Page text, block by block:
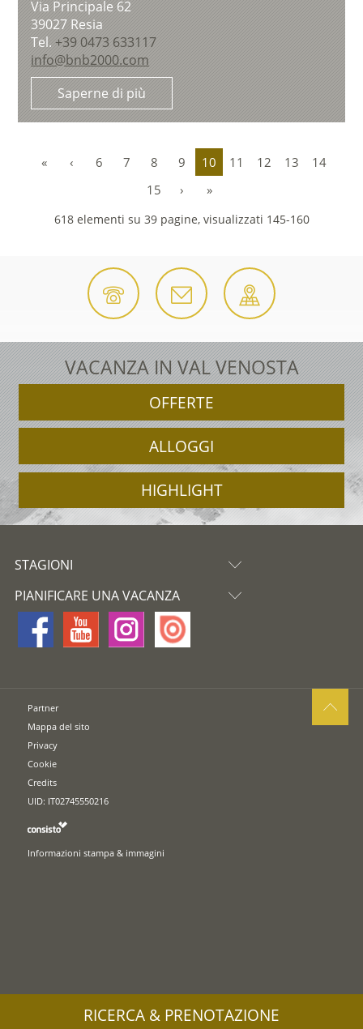
Via Principale 62
39027 Resia
Tel.+39 0473 633117
info@bnb2000.com
Saperne di più
« ‹ 6 7 8 9 10 11 12 13
14
15
› »
618 elementi su 39 pagine, visualizzati 145-160
VACANZA IN VAL VENOSTA
OFFERTE
ALLOGGI
HIGHLIGHT
STAGIONI
PIANIFICARE UNA VACANZA
Partner
Mappa del sito
Privacy
Cookie
Credits
UID: IT02745550216
Informazioni stampa & immagini
RICERCA & PRENOTAZIONE